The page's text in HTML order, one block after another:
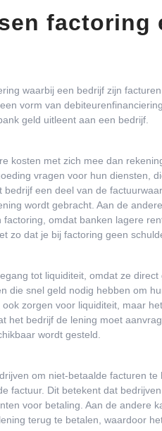
factoring
waarbij een bedrijf zijn
vorm van
geld uitleent aan een bedrijf.
kosten met zich mee dan
vragen voor hun diensten,
een deel van de
wordt gebracht. Aan de
omdat banken lagere
zo dat je bij factoring geen
tot liquiditeit, omdat ze
die snel geld nodig hebben om
zorgen voor liquiditeit, maar
het bedrijf de lening moet
wordt gesteld.
om niet-betaalde facturen
factuur. Dit betekent dat
voor betaling. Aan de andere
terug te betalen, waardoor